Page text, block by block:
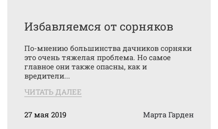
Избавляемся от сорняков
По-мнению большинства дачников сорняки
это очень тяжелая проблема. Но самое
главное они также опасны, как и
вредители...
ЧИТАТЬ ДАЛЕЕ
27 мая 2019 Марта Гарден